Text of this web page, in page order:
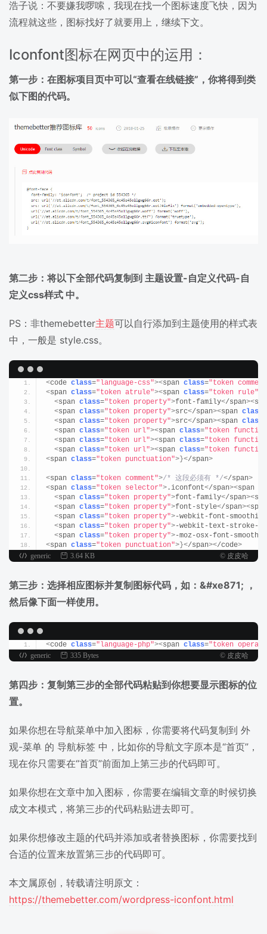
浩子说：不要嫌我啰嗦，我现在找一个图标速度飞快，因为
流程就这些，图标找好了就要用上，继续下文。
Iconfont图标在网页中的运用：
第一步：在图标项目页中可以“查看在线链接”，你将得到类
似下图的代码。
第二步：将以下全部代码复制到 主题设置-自定义代码-自
定义css样式 中。
PS：非themebetter主题可以自行添加到主题使用的样式表
中，一般是 style.css。
<code class="language-css"><span class="token
<span class="token atrule"><span class="token rule"
<span class="token property">font-family</span><
<span class="token property">src</span><span class
<span class="token property">src</span><span class
<span class="token url"><span class="token
<span class="token url"><span class="token
<span class="token url"><span class="token
<span class="token punctuation">}</span>
<span class="token comment">/* 这段必须有 */</span>
<span class="token selector"> .iconfont</span><span
<span class="token property">font-family</span><
<span class="token property">font-style</span><
<span class="token property">-webkit-font-smoothing
<span class="token property">-webkit-text-stroke-
<span class="token property">-moz-osx-font-
<span class="token punctuation">}</span></code>
generic
3.64 KB © 皮皮哈
第三步：选择相应图标并复制图标代码，如：&#xe871; ，
然后像下面一样使用。
<code class="language-php"><span class="token
generic
335 Bytes © 皮皮哈
第四步：复制第三步的全部代码粘贴到你想要显示图标的位
置。
如果你想在导航菜单中加入图标，你需要将代码复制到 外
观-菜单 的 导航标签 中，比如你的导航文字原本是“首页”，
现在你只需要在“首页”前面加上第三步的代码即可。
如果你想在文章中加入图标，你需要在编辑文章的时候切换
成文本模式，将第三步的代码粘贴进去即可。
如果你想修改主题的代码并添加或者替换图标，你需要找到
合适的位置来放置第三步的代码即可。
本文属原创，转载请注明原文：
https://themebetter.com/wordpress-iconfont.html